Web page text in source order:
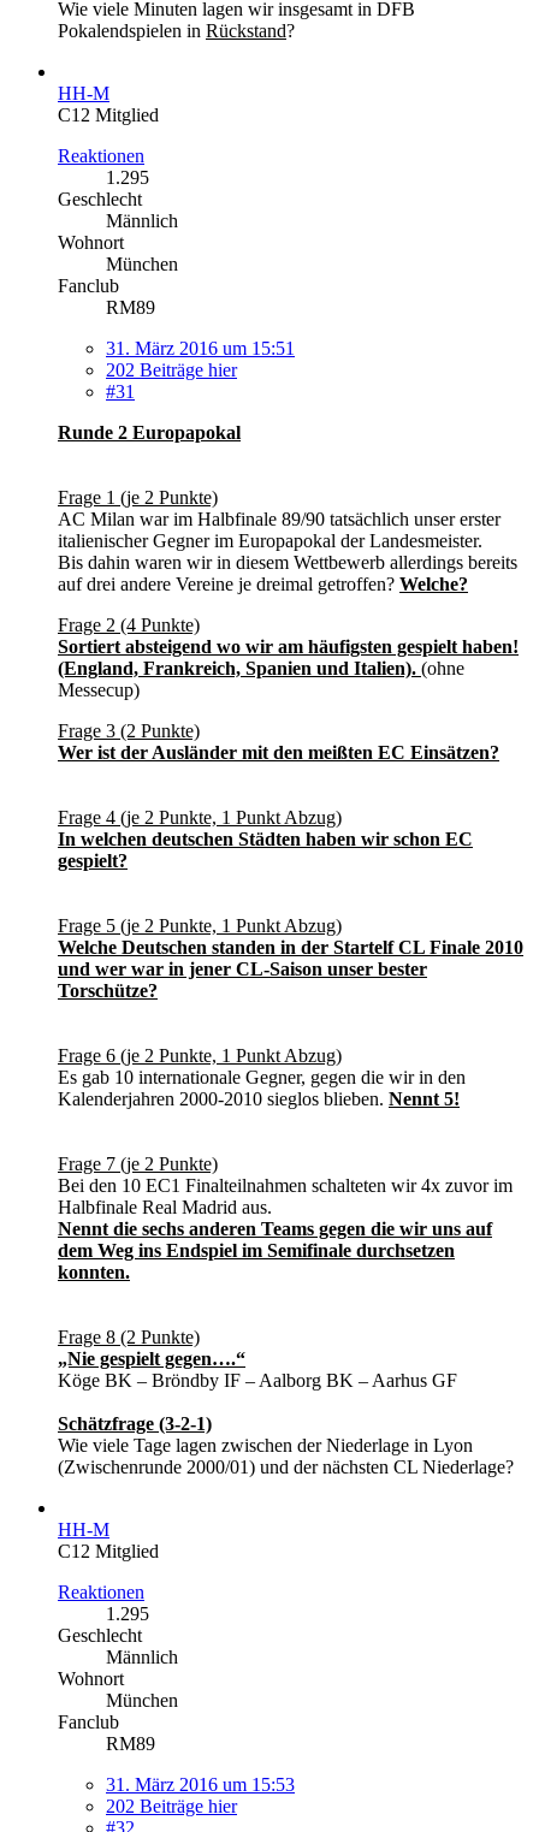
Wie viele Minuten lagen wir insgesamt in DFB
Pokalendspielen in Rückstand?
HH-M
C12 Mitglied
Reaktionen
1.295
Geschlecht
Männlich
Wohnort
München
Fanclub
RM89
31. März 2016 um 15:51
202 Beiträge hier
#31
Runde 2 Europapokal
Frage 1 (je 2 Punkte)
AC Milan war im Halbfinale 89/90 tatsächlich unser erster
italienischer Gegner im Europapokal der Landesmeister.
Bis dahin waren wir in diesem Wettbewerb allerdings bereits
auf drei andere Vereine je dreimal getroffen? Welche?
Frage 2 (4 Punkte)
Sortiert absteigend wo wir am häufigsten gespielt haben!
(England, Frankreich, Spanien und Italien). (ohne
Messecup)
Frage 3 (2 Punkte)
Wer ist der Ausländer mit den meißten EC Einsätzen?
Frage 4 (je 2 Punkte, 1 Punkt Abzug)
In welchen deutschen Städten haben wir schon EC
gespielt?
Frage 5 (je 2 Punkte, 1 Punkt Abzug)
Welche Deutschen standen in der Startelf CL Finale 2010
und wer war in jener CL-Saison unser bester
Torschütze?
Frage 6 (je 2 Punkte, 1 Punkt Abzug)
Es gab 10 internationale Gegner, gegen die wir in den
Kalenderjahren 2000-2010 sieglos blieben. Nennt 5!
Frage 7 (je 2 Punkte)
Bei den 10 EC1 Finalteilnahmen schalteten wir 4x zuvor im
Halbfinale Real Madrid aus.
Nennt die sechs anderen Teams gegen die wir uns auf
dem Weg ins Endspiel im Semifinale durchsetzen
konnten.
Frage 8 (2 Punkte)
„Nie gespielt gegen….“
Köge BK – Bröndby IF – Aalborg BK – Aarhus GF
Schätzfrage (3-2-1)
Wie viele Tage lagen zwischen der Niederlage in Lyon
(Zwischenrunde 2000/01) und der nächsten CL Niederlage?
HH-M
C12 Mitglied
Reaktionen
1.295
Geschlecht
Männlich
Wohnort
München
Fanclub
RM89
31. März 2016 um 15:53
202 Beiträge hier
#32